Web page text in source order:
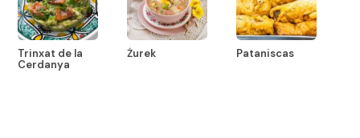
Trinxat de la
Cerdanya
Żurek Pataniscas